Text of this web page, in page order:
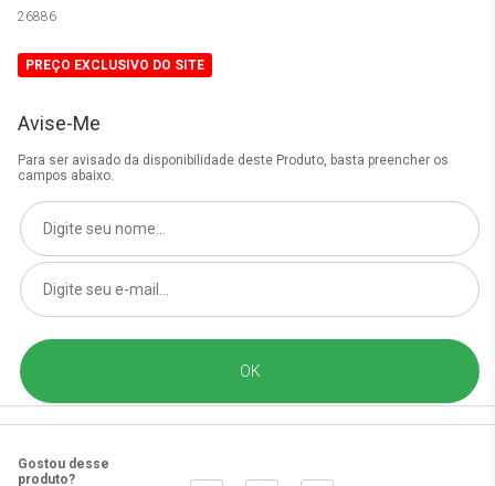
26886
PREÇO EXCLUSIVO DO SITE
Avise-Me
Para ser avisado da disponibilidade deste Produto, basta preencher os
campos abaixo.
Gostou desse
produto?